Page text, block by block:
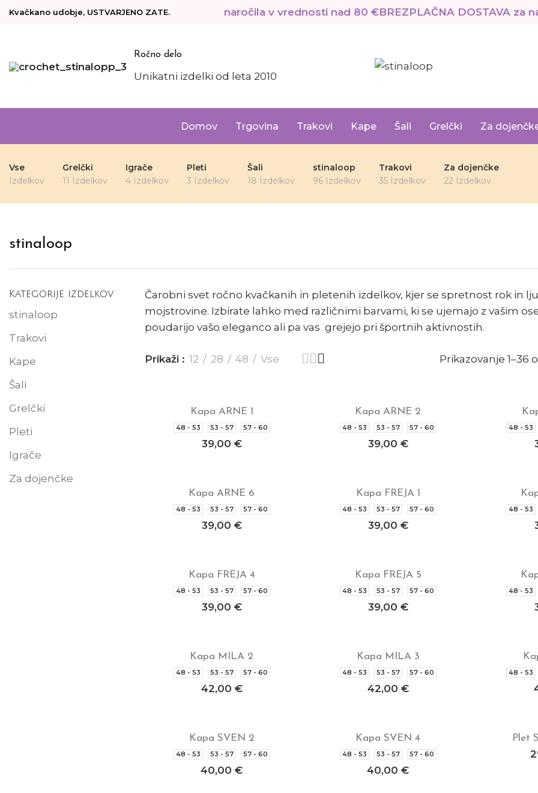
Kvačkano udobje, USTVARJENO ZATE.
BREZPLAČNA DOSTAVA za naročila v vrednosti nad 80 €BREZPLAČNA DOSTAVA za
Ročno delo
Unikatni izdelki od leta 2010
Domov Trgovina Trakovi Kape Šali Grelčki Za
Vse
Izdelkov
Grelčki
11 Izdelkov
Igrače
4 Izdelkov
Pleti
3 Izdelkov
Šali
18 Izdelkov
stinaloop
96 Izdelkov
Trakovi
35 Izdelkov
Za dojenčke
22 Izdelkov
stinaloop
Kategorije izdelkov
stinaloop
Trakovi
Kape
Šali
Grelčki
Pleti
Igrače
Za dojenčke
Čarobni svet ročno kvačkanih in pletenih izdelkov, kjer se spretnost rok in
mojstrovine. Izbirate lahko med različnimi barvami, ki se ujemajo z vašim
poudarijo vašo eleganco ali pa vas grejejo pri športnih aktivnostih.
Prikaži 12 28 48 Vse Prikazovanje 1–36
Izberite možnosti
Kapa ARNE 1
48 - 53 53 - 57 57 - 60
39,00 €
Izberite možnosti
Kapa ARNE 2
48 - 53 53 - 57 57 - 60
39,00 €
48 - 53
Izberite možnosti
Kapa ARNE 6
48 - 53 53 - 57 57 - 60
39,00 €
Izberite možnosti
Kapa FREJA 1
48 - 53 53 - 57 57 - 60
39,00 €
48 - 53
Izberite možnosti
Kapa FREJA 4
48 - 53 53 - 57 57 - 60
39,00 €
Izberite možnosti
Kapa FREJA 5
48 - 53 53 - 57 57 - 60
39,00 €
48 - 53
Izberite možnosti
Kapa MILA 2
48 - 53 53 - 57 57 - 60
42,00 €
Izberite možnosti
Kapa MILA 3
48 - 53 53 - 57 57 - 60
42,00 €
48 - 53
Izberite možnosti
Kapa SVEN 2
48 - 53 53 - 57 57 - 60
40,00€
Izberite možnosti
Kapa SVEN 4
48 - 53 53 - 57 57 - 60
40,00€
Plet